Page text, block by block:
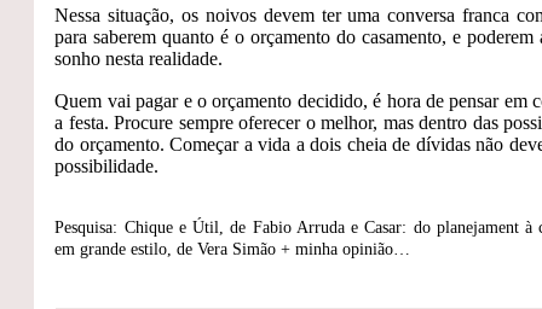
Nessa situação, os noivos devem ter uma conversa franca
para saberem quanto é o orçamento do casamento, e poderem
sonho nesta realidade.
Quem vai pagar e o orçamento decidido, é hora de pensar em
a festa. Procure sempre oferecer o melhor, mas dentro das
do orçamento. Começar a vida a dois cheia de dívidas não
possibilidade.
Pesquisa: Chique e Útil, de Fabio Arruda e Casar: do planejament à
em grande estilo, de Vera Simão + minha opinião…